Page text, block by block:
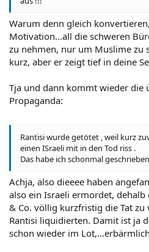
Warum denn gleich
Motivation...all die schweren
zu nehmen, nur um Muslime zu
kurz, aber er zeigt tief in deine
Tja und dann kommt wieder die
Propaganda:
Rantisi wurde getötet , weil kurz
einen ISraeli mit in den Tod riss .
Das habe ich schonmal
Achja, also dieeee haben
also ein Israeli ermordet, dehalb
& Co. völlig kurzfristig die Tat zu
Rantisi liquidierten. Damit ist ja
schon wieder im